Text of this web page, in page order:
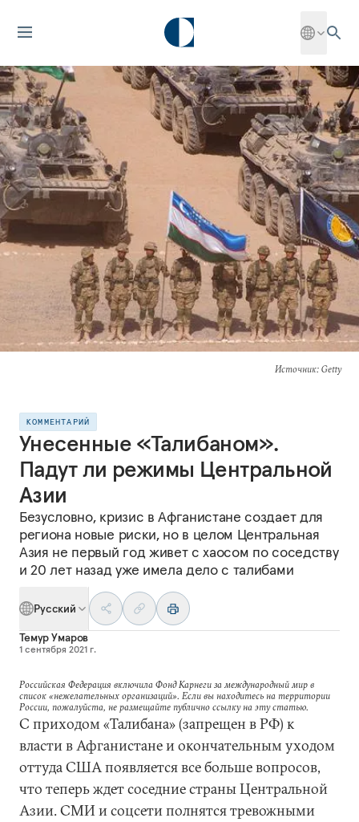
Источник: Getty
КОММЕНТАРИЙ
Унесенные «Талибаном».
Падут ли режимы Центральной
Азии
Безусловно, кризис в Афганистане создает для
региона новые риски, но в целом Центральная
Азия не первый год живет с хаосом по соседству
и 20 лет назад уже имела дело с талибами
Русский
Темур Умаров
1 сентября 2021 г.
Российская Федерация включила Фонд Карнеги за международный мир в
список «нежелательных организаций». Если вы находитесь на территории
России, пожалуйста, не размещайте публично ссылку на эту статью.
С приходом «Талибана» (запрещен в РФ) к
власти в Афганистане и окончательным уходом
оттуда США появляется все больше вопросов,
что теперь ждет соседние страны Центральной
Азии. СМИ и соцсети полнятся тревожными